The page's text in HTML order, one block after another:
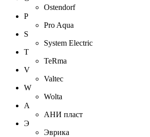
Ostendorf
P
Pro Aqua
S
System Electric
T
TeRma
V
Valtec
W
Wolta
А
АНИ пласт
Э
Эврика